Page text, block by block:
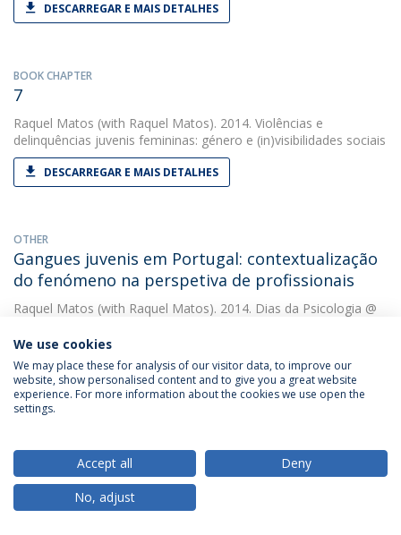
DESCARREGAR E MAIS DETALHES
BOOK CHAPTER
7
Raquel Matos (with Raquel Matos). 2014. Violências e
delinquências juvenis femininas: género e (in)visibilidades sociais
DESCARREGAR E MAIS DETALHES
OTHER
Gangues juvenis em Portugal: contextualização
do fenómeno na perspetiva de profissionais
Raquel Matos (with Raquel Matos). 2014. Dias da Psicologia @
OTHER
Gangues Juvenis em Portugal: Contextualização
Raquel Matos&Mariana Barbosa(with Matos, Raquel). 2014.
Dias da Psicologia na Católica Porto
DESCARREGAR E MAIS DETALHES
We use cookies
We may place these for analysis of our visitor data, to improve our
website, show personalised content and to give you a great website
experience. For more information about the cookies we use open the
settings.
Accept all
Deny
No, adjust